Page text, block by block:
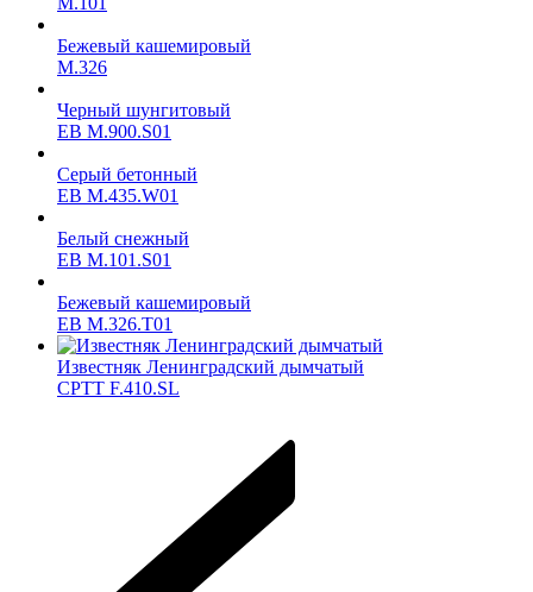
Бежевый кашемировый
M.326
Черный шунгитовый
ЕВ M.900.S01
Серый бетонный
ЕВ M.435.W01
Белый снежный
ЕВ M.101.S01
Бежевый кашемировый
ЕВ M.326.T01
Известняк Ленинградский дымчатый
CPTT F.410.SL